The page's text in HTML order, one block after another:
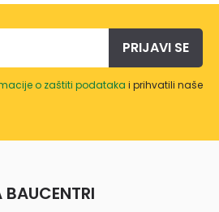
PRIJAVI SE
o zaštiti podataka i prihvatili naše
BAUCENTRI